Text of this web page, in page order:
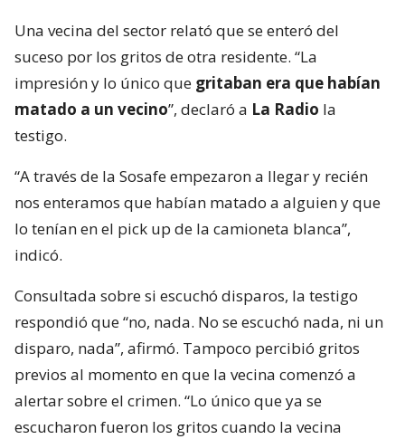
Una vecina del sector relató que se enteró del
suceso por los gritos de otra residente. “La
impresión y lo único que gritaban era que habían
matado a un vecino”, declaró a La Radio la
testigo.
“A través de la Sosafe empezaron a llegar y recién
nos enteramos que habían matado a alguien y que
lo tenían en el pick up de la camioneta blanca”,
indicó.
Consultada sobre si escuchó disparos, la testigo
respondió que “no, nada. No se escuchó nada, ni un
disparo, nada”, afirmó. Tampoco percibió gritos
previos al momento en que la vecina comenzó a
alertar sobre el crimen. “Lo único que ya se
escucharon fueron los gritos cuando la vecina